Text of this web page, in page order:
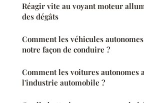
Réagir vite au voyant moteur
des dégâts
Comment les véhicules
notre façon de conduire ?
Comment les voitures autonomes
l'industrie automobile ?